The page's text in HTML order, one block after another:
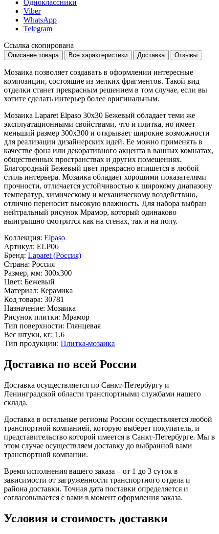
Одноклассники
Viber
WhatsApp
Telegram
Ссылка скопирована
Описание товара Все характеристики Доставка Отзывы
Мозаика позволяет создавать в оформлении интересные
композиции, состоящие из мелких фрагментов. Такой вид
отделки станет прекрасным решением в том случае, если вы
хотите сделать интерьер более оригинальным.
Мозаика Laparet Elpaso 30x30 Бежевый обладает теми же
эксплуатационными свойствами, что и плитка, но имеет
меньший размер 300x300 и открывает широкие возможности
для реализации дизайнерских идей. Ее можно применять в
качестве фона или декоративного акцента в ванных комнатах,
общественных пространствах и других помещениях.
Благородный Бежевый цвет прекрасно впишется в любой
стиль интерьера. Мозаика обладает хорошими показателями
прочности, отличается устойчивостью к широкому диапазону
температур, химическому и механическому воздействию,
отлично переносит высокую влажность. Для набора выбран
нейтральный рисунок Мрамор, который одинаково
выигрышно смотрится как на стенах, так и на полу.
Коллекция: Elpaso
Артикул: ELP06
Бренд: Laparet (Россия)
Страна: Россия
Размер, мм: 300x300
Цвет: Бежевый
Материал: Керамика
Код товара: 30781
Назначение: Мозаика
Рисунок плитки: Мрамор
Тип поверхности: Глянцевая
Вес штуки, кг: 1.6
Тип продукции: Плитка-мозаика
Доставка по всей России
Доставка осуществляется по Санкт-Петербургу и
Ленинградской области транспортными службами нашего
склада.
Доставка в остальные регионы России осуществляется любой
транспортной компанией, которую выберет покупатель, и
представительство которой имеется в Санкт-Петербурге. Мы в
этом случае осуществляем доставку до выбранной вами
транспортной компании.
Время исполнения вашего заказа – от 1 до 3 суток в
зависимости от загруженности транспортного отдела и
района доставки. Точная дата поставки определяется и
согласовывается с вами в момент оформления заказа.
Условия и стоимость доставки